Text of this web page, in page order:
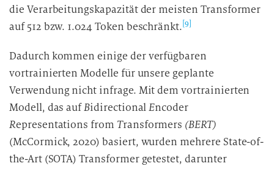
die Verarbeitungskapazität der meisten Transformer
auf 512 bzw. 1.024 Token beschränkt. [9]
Dadurch kommen einige der verfügbaren
vortrainierten Modelle für unsere geplante
Verwendung nicht infrage. Mit dem vortrainierten
Modell, das aufBidirectionalEncoder
Representations from Transformers (BERT)
(McCormick, 2020) basiert, wurden mehrere State-of-
the-Art (SOTA) Transformer getestet, darunter